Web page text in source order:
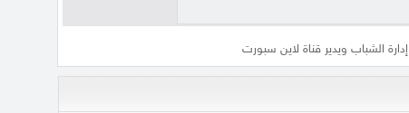
الشباب ويدير قناة لاين سبورت